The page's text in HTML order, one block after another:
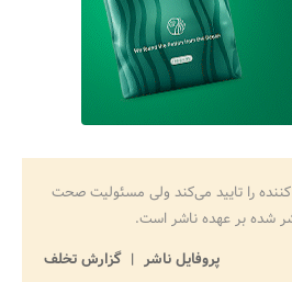
را تایید می‌کند ولی مسئولیت صحت
شده بر عهده ناشر است.
پروفایل ناشر
گزارش تخلف